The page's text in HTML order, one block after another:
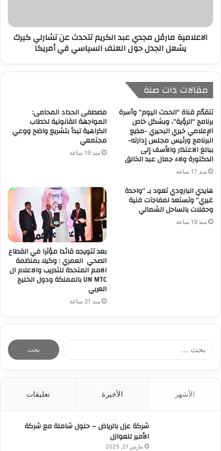
الاعلامية مارڤل مجدي عبد الكريم تتحدث عن تشارلي كيرك
يشعل الجدل حول العنف السياسي في أمريكا
مقالات ذات صلة
تتقدّم قناة “الحدث اليوم” وأسرة
برنامج “الرؤية”، وبشكل خاص
الإعلامي خيري البحيري -مذيع
البرنامج ورئيس مجلس إدارته-
ببالغ الاعتذار والأسف إلى
الدكتورة ولاء جمال عبد الخالق
منذ 17 ساعة
مصطفى الحداد المحامى:
المواجهة القانونية لخطاب
الكراهية تبدأ بتشريع واضح ووعي
مجتمعي
منذ 19 ساعة
هايدي البارودي تعود بـ “واحدة
غيري” وتستعد لمفاجآت فنية
وحفلات بالساحل الشمالي
منذ 19 ساعة
بعد تتويجه قائدا مؤثرا في القطاع
الصحي العمري : وكيلا بمنظمة
الامم المتحدة للتدريب والاعلام ال
UN MTC بالمملكة ودول الخليج
العربي
منذ 21 ساعة
الأشهر الأخيرة تعليقات
شركة عزل بالرياض – حلول شاملة مع شركة
الأمير للعوازل
مارس 21, 2025